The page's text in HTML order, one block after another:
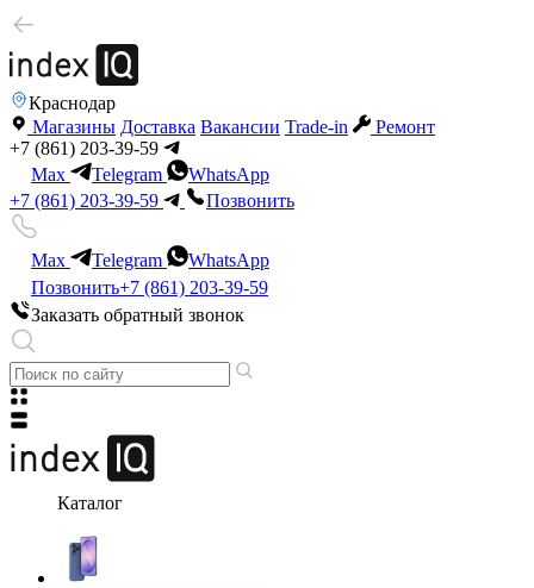
Краснодар
Магазины Доставка Вакансии Trade-in
Ремонт
+7 (861) 203-39-59
Max
Telegram
WhatsApp
+7 (861) 203-39-59
Позвонить
Max Telegram
WhatsApp
Позвонить+7 (861) 203-39-59
Заказать обратный звонок
Каталог